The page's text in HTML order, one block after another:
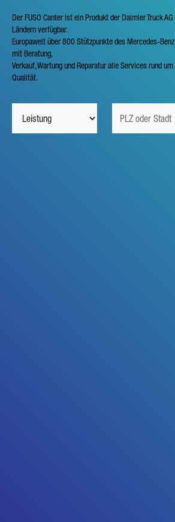
Der FUSO Canter ist ein Produkt der Daimler Truck
Ländern verfügbar.
Europaweit über 800 Stützpunkte des Mercedes-
mit Beratung,
Verkauf, Wartung und Reparatur alle Services rund
Qualität.